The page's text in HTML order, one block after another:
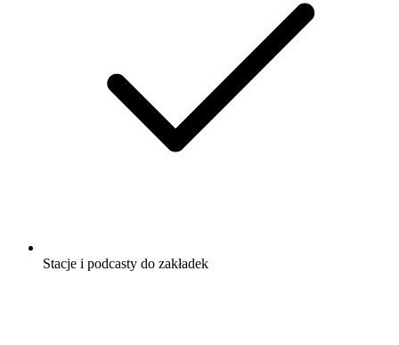
Stacje i podcasty do zakładek